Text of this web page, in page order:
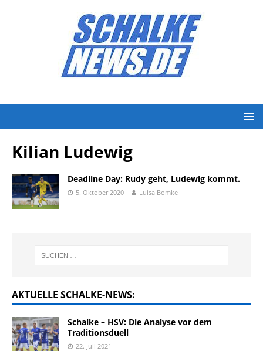
Kilian Ludewig
Deadline Day: Rudy geht, Ludewig kommt.
5. Oktober 2020 Luisa Bomke
AKTUELLE SCHALKE-NEWS:
Schalke – HSV: Die Analyse vor dem
Traditionsduell
22. Juli 2021